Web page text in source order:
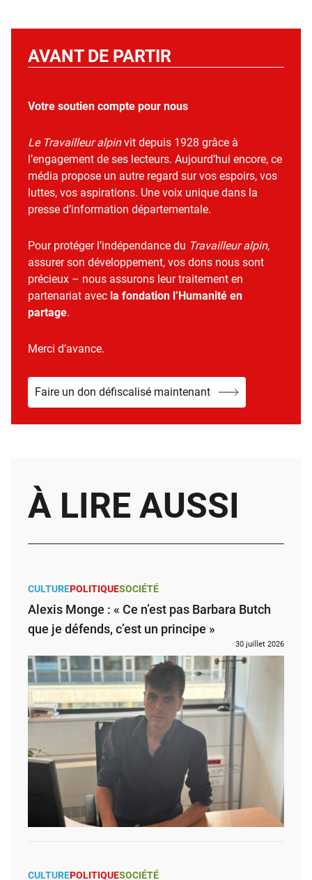
AVANT DE PARTIR
Votre soutien compte pour nous
Le Travailleur alpinvit depuis 1928 grâce à
l’engagement de ses lecteurs. Aujourd’hui encore, ce
média propose un autre regard sur vos espoirs, vos
luttes, vos aspirations. Une voix unique dans la
presse d’information départementale.
Pour protéger l’indépendance du Travailleur alpin,
assurer son développement, vos dons nous sont
précieux – nous assurons leur traitement en
partenariat avec la fondation l’Humanité en
partage.
Merci d’avance.
Faire un don défiscalisé maintenant
À LIRE AUSSI
CULTUREPOLITIQUESOCIÉTÉ
Alexis Monge : « Ce n’est pas Barbara Butch
que je défends, c’est un principe »
30 juillet 2026
CULTUREPOLITIQUESOCIÉTÉ